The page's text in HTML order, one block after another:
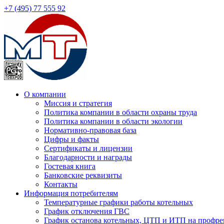
+7 (495) 77 555 92
О компании
Миссия и стратегия
Политика компании в области охраны труда
Политика компании в области экологии
Нормативно-правовая база
Цифры и факты
Сертификаты и лицензии
Благодарности и награды
Гостевая книга
Банковские реквизиты
Контакты
Информация потребителям
Температурные графики работы котельных
График отключения ГВС
График останова котельных, ЦТП и ИТП на